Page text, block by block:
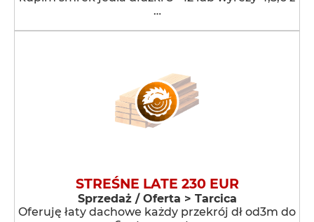
…
STREŚNE LATE 230 EUR
Sprzedaż / Oferta > Tarcica
Oferuję łaty dachowe każdy przekrój dł od3m do